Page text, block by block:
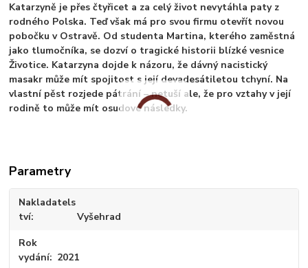
Katarzyně je přes čtyřicet a za celý život nevytáhla paty z
rodného Polska. Teď však má pro svou firmu otevřít novou
pobočku v Ostravě. Od studenta Martina, kterého zaměstná
jako tlumočníka, se dozví o tragické historii blízké vesnice
Životice. Katarzyna dojde k názoru, že dávný nacistický
masakr může mít spojitost s její devadesátiletou tchyní. Na
vlastní pěst rozjede pátrání – netuší ale, že pro vztahy v její
rodině to může mít osudové následky.
Parametry
Nakladatels
tví
Vyšehrad
Rok
vydání
2021